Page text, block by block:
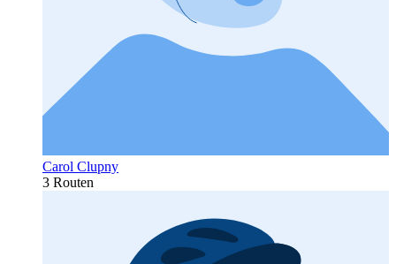
Carol Clupny
3 Routen